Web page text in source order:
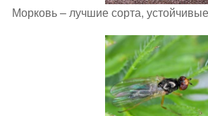
Морковь – лучшие сорта,